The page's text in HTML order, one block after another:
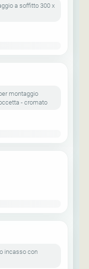
a soffitto 300 x
montaggio
- cromato
incasso con